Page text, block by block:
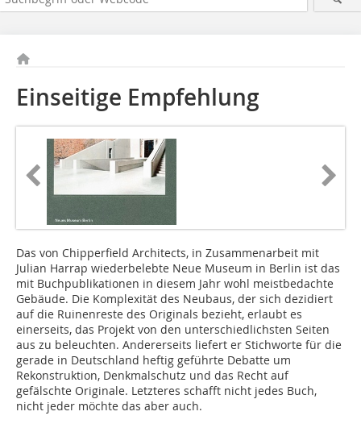
Einseitige Empfehlung
Das von Chipperfield Architects, in Zusammenarbeit mit
Julian Harrap wiederbelebte Neue Museum in Berlin ist das
mit Buchpublikationen in diesem Jahr wohl meistbedachte
Gebäude. Die Komplexität des Neubaus, der sich dezidiert
auf die Ruinenreste des Originals bezieht, erlaubt es
einerseits, das Projekt von den unterschiedlichsten Seiten
aus zu beleuchten. Andererseits liefert er Stichworte für die
gerade in Deutschland heftig geführte Debatte um
Rekonstruktion, Denkmalschutz und das Recht auf
gefälschte Originale. Letzteres schafft nicht jedes Buch,
nicht jeder möchte das aber auch.